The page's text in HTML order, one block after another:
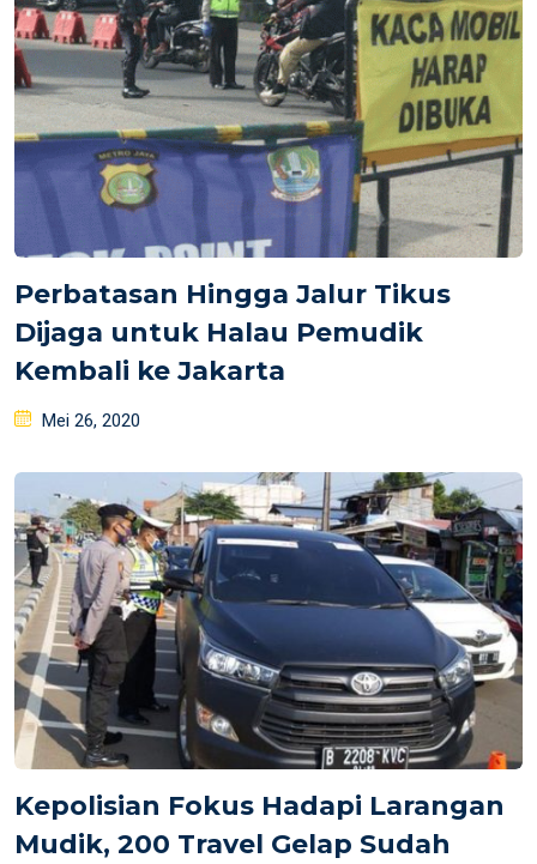
Perbatasan Hingga Jalur Tikus
Dijaga untuk Halau Pemudik
Kembali ke Jakarta
Posted
Mei 26, 2020
Kepolisian Fokus Hadapi Larangan
Mudik, 200 Travel Gelap Sudah